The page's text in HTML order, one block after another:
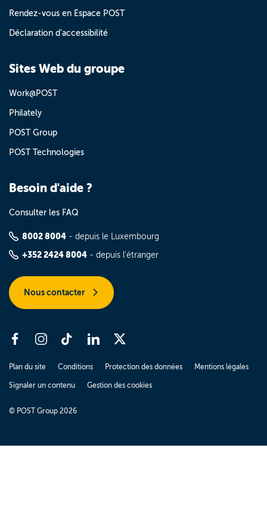
Rendez-vous en Espace POST
Déclaration d’accessibilité
Sites Web du groupe
Work@POST
Philately
POST Group
POST Technologies
Besoin d'aide ?
Consulter les FAQ
8002 8004 - depuis le Luxembourg
+352 2424 8004 - depuis l'étranger
Nous contacter
Plan du site Conditions Protection des données Mentions légales
Signaler un contenu Gestion des cookies
© POST Group 2026